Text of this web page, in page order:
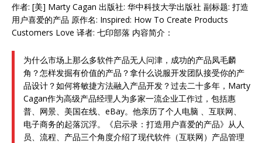
作者: [美] Marty Cagan 出版社: 华中科技大学出版社 副标题: 打造
用户喜爱的产品 原作名: Inspired: How To Create Products
Customers Love 译者: 七印部落 内容简介：
为什么市场上那么多软件产品无人问津，成功的产品凤毛麟
角？怎样发掘有价值的产品？拿什么说服开发团队接受你的产
品设计？如何将敏捷方法融入产品开发？过去二十多年，Marty
Cagan作为高级产品经理人为多家一流企业工作过，包括惠
普、网景、美国在线、eBay。他亲历了个人电脑 、互联网、
电子商务的起落沉浮。《启示录：打造用户喜爱的产品》从人
员、流程、产品三个角度介绍了现代软件（互联网）产品管理